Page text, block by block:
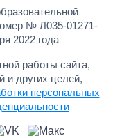
№ Л035-01271-
2022 года
работы сайта,
и других целей,
персональных